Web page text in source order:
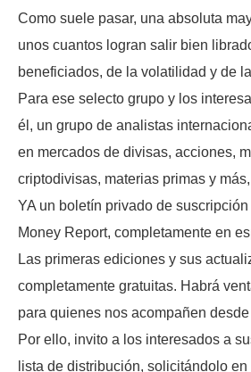
Como suele pasar, una absoluta
unos cuantos logran salir bien
beneficiados, de la volatilidad y de
Para ese selecto grupo y los
él, un grupo de analistas
en mercados de divisas, acciones,
criptodivisas, materias primas y
YA un boletín privado de
Money Report, completamente en
Las primeras ediciones y sus
completamente gratuitas. Habrá
para quienes nos acompañen
Por ello, invito a los interesados a
lista de distribución, solicitándolo